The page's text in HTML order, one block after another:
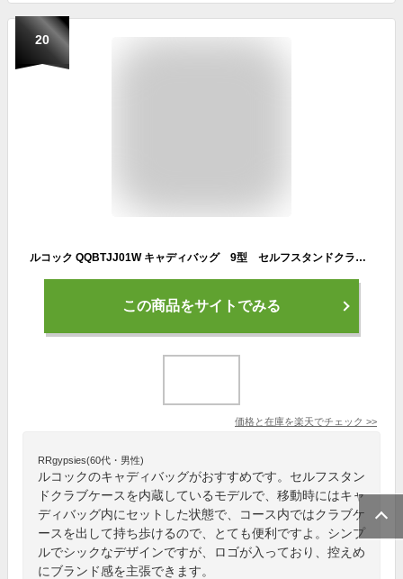
20
ルコック QQBTJJ01W キャディバッグ 9型 セルフスタンドクラブケース内蔵モデル
この商品をサイトでみる
価格と在庫を楽天でチェック >>
RRgypsies(60代・男性)
ルコックのキャディバッグがおすすめです。セルフスタン
ドクラブケースを内蔵しているモデルで、移動時にはキャ
ディバッグ内にセットした状態で、コース内ではクラブケ
ースを出して持ち歩けるので、とても便利ですよ。シンプ
ルでシックなデザインですが、ロゴが入っており、控えめ
にブランド感を主張できます。